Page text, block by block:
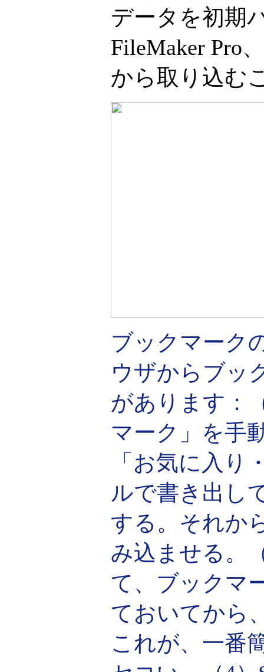
データを初期
FileMaker Pro
から取り込む
ブックマーク
ウザからブッ
があります：
マーク」を手
「お気に入
ルで書き出し
する。それか
み込ませる。
て、ブックマ
ておいてから
これが、一番